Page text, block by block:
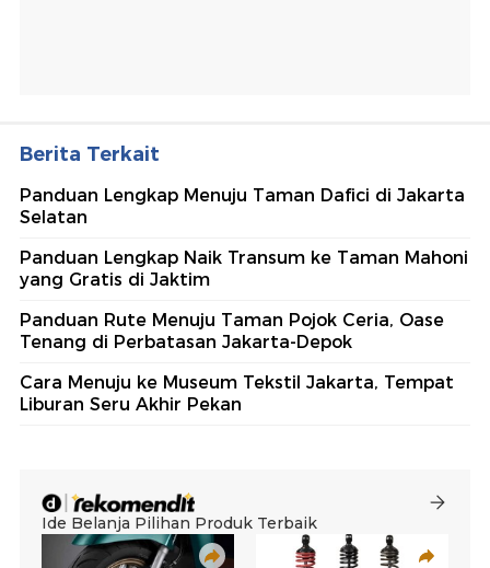
Berita Terkait
Panduan Lengkap Menuju Taman Dafici di Jakarta
Selatan
Panduan Lengkap Naik Transum ke Taman Mahoni
yang Gratis di Jaktim
Panduan Rute Menuju Taman Pojok Ceria, Oase
Tenang di Perbatasan Jakarta-Depok
Cara Menuju ke Museum Tekstil Jakarta, Tempat
Liburan Seru Akhir Pekan